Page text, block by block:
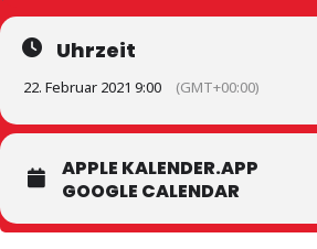
Uhrzeit
22. Februar 2021 9:00 (GMT+00:00)
APPLE KALENDER.APP
GOOGLE CALENDAR